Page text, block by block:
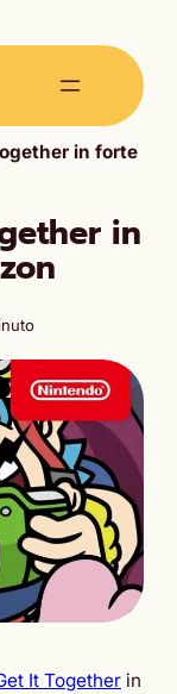
in forte
in
It Together in